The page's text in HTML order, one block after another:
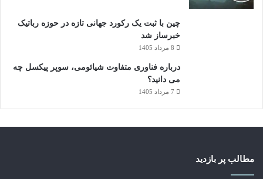
چین با ثبت یک رکورد جهانی تازه در حوزه رباتیک
خبرساز شد
8 مرداد 1405
درباره فناوری متفاوت شیائومی، سوپر پیکسل چه
می دانید؟
7 مرداد 1405
مطالب پر بازدید